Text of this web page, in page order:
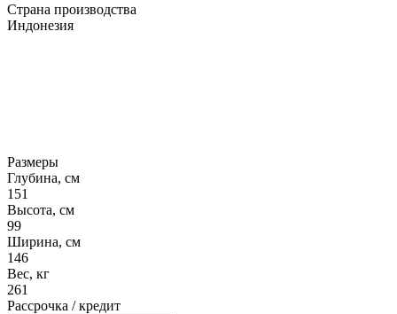
Страна производства
Индонезия
Размеры
Глубина, см
151
Высота, см
99
Ширина, см
146
Вес, кг
261
Рассрочка / кредит